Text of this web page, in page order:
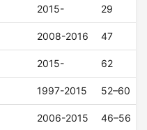
2015- 29
2008-2016 47
2015- 62
1997-2015 52–60
2006-2015 46–56